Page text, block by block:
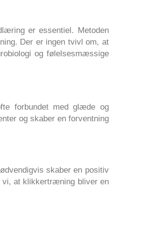
er essentiel. Metoden
Der er ingen tvivl om, at
og følelsesmæssige
forbundet med glæde og
og skaber en forventning
skaber en positiv
at klikkertræning bliver en